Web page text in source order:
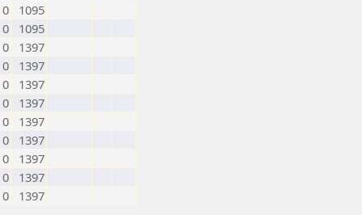
0
1095
0
1095
0
1397
0
1397
0
1397
0
1397
0
1397
0
1397
0
1397
0
1397
0
1397